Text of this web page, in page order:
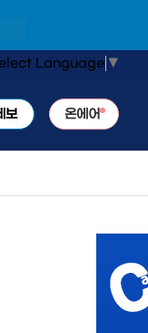
Language ▼
보 온에어